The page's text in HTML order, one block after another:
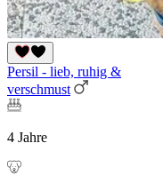
Persil - lieb, ruhig &
verschmust
4 Jahre